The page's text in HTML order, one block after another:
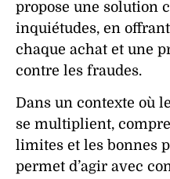
propose une solution
inquiétudes, en
chaque achat et une
contre les fraudes.
Dans un contexte où
se multiplient,
limites et les bonnes
permet d’agir avec